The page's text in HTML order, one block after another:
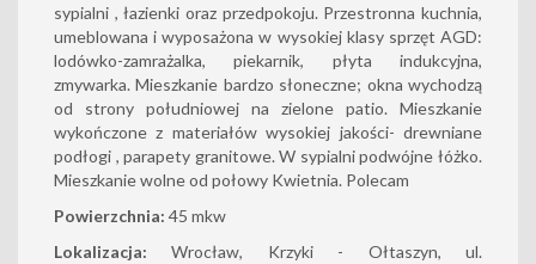
sypialni , łazienki oraz przedpokoju. Przestronna kuchnia,
umeblowana i wyposażona w wysokiej klasy sprzęt AGD:
lodówko-zamrażalka, piekarnik, płyta indukcyjna,
zmywarka. Mieszkanie bardzo słoneczne; okna wychodzą
od strony południowej na zielone patio. Mieszkanie
wykończone z materiałów wysokiej jakości- drewniane
podłogi , parapety granitowe. W sypialni podwójne łóżko.
Mieszkanie wolne od połowy Kwietnia. Polecam
Powierzchnia: 45 mkw
Lokalizacja: Wrocław, Krzyki - Ołtaszyn, ul.